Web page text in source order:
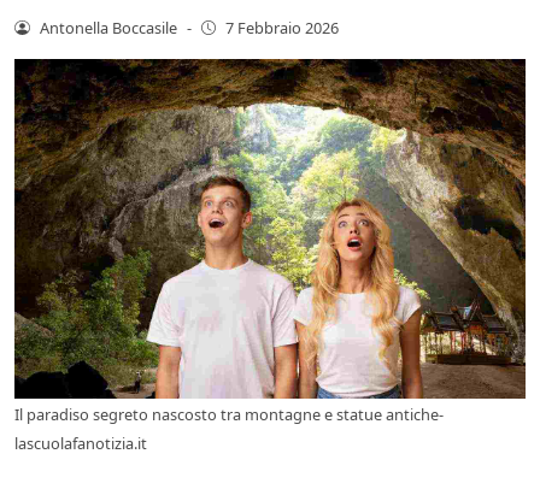
Antonella Boccasile - 7 Febbraio 2026
Il paradiso segreto nascosto tra montagne e statue antiche-
lascuolafanotizia.it